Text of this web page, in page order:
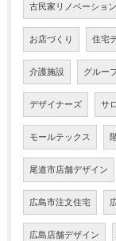
古民家リノベーション
お店づくり 住宅
介護施設 グルー
デザイナーズ サ
モールテックス
尾道市店舗デザイン
広島市注文住宅
広島店舗デザイン